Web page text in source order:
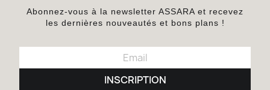
Abonnez-vous à la newsletter ASSARA et recevez
les dernières nouveautés et bons plans !
INSCRIPTION